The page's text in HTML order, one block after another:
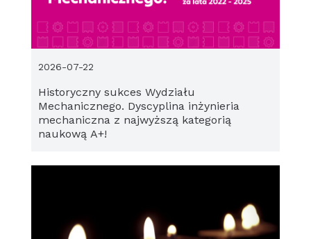
Historyczny sukces Wydziału
Mechanicznego. Dyscyplina inżynieria
mechaniczna z najwyższą kategorią
naukową A+!
2026-07-22